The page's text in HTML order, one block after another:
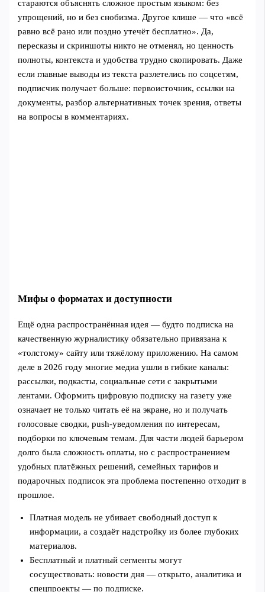
стараются объяснять сложное простым языком: без
упрощений, но и без снобизма. Другое клише — что «всё
равно всё рано или поздно утечёт бесплатно». Да,
пересказы и скриншоты никто не отменял, но ценность
полноты, контекста и удобства трудно скопировать. Даже
если главные выводы из текста разлетелись по соцсетям,
подписчик получает больше: первоисточник, ссылки на
документы, разбор альтернативных точек зрения, ответы
на вопросы в комментариях.
Мифы о форматах и доступности
Ещё одна распространённая идея — будто подписка на
качественную журналистику обязательно привязана к
«толстому» сайту или тяжёлому приложению. На самом
деле в 2026 году многие медиа ушли в гибкие каналы:
рассылки, подкасты, социальные сети с закрытыми
лентами. Оформить цифровую подписку на газету уже
означает не только читать её на экране, но и получать
голосовые сводки, push‑уведомления по интересам,
подборки по ключевым темам. Для части людей барьером
долго была сложность оплаты, но с распространением
удобных платёжных решений, семейных тарифов и
подарочных подписок эта проблема постепенно отходит в
прошлое.
Платная модель не убивает свободный доступ к
информации, а создаёт надстройку из более глубоких
материалов.
Бесплатный и платный сегменты могут
сосуществовать: новости дня — открыто, аналитика и
спецпроекты — по подписке.